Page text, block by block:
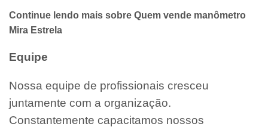
Continue lendo mais sobre Quem vende manômetro
Mira Estrela
Equipe
Nossa equipe de profissionais cresceu
juntamente com a organização.
Constantemente capacitamos nossos